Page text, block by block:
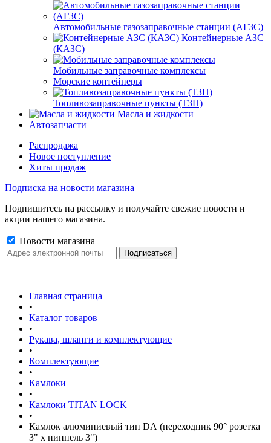
Автомобильные газозаправочные станции (АГЗС)
Контейнерные АЗС
(КАЗС)
Мобильные заправочные комплексы
Морские контейнеры
Топливозаправочные пункты (ТЗП)
Масла и жидкости
Автозапчасти
Распродажа
Новое поступление
Хиты продаж
Подписка на новости магазина
Подпишитесь на рассылку и получайте свежие новости и
акции нашего магазина.
Новости магазина
Главная страница
•
Каталог товаров
•
Рукава, шланги и комплектующие
•
Комплектующие
•
Камлоки
•
Камлоки TITAN LOCK
•
Камлок алюминиевый тип DА (переходник 90° розетка
3" х ниппель 3")